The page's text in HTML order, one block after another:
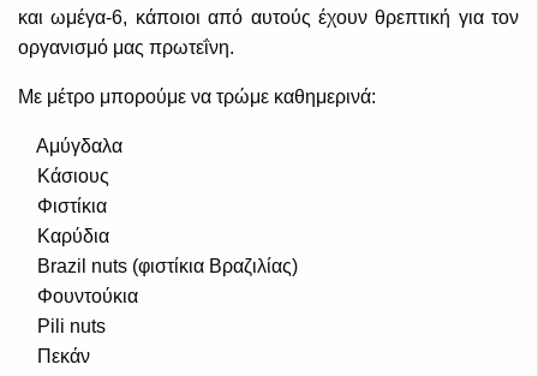
και ωμέγα-6, κάποιοι από αυτούς έχουν θρεπτική για τον
οργανισμό μας πρωτεΐνη.
Με μέτρο μπορούμε να τρώμε καθημερινά:
Αμύγδαλα
Κάσιους
Φιστίκια
Καρύδια
Brazil nuts (φιστίκια Βραζιλίας)
Φουντούκια
Pili nuts
Πεκάν